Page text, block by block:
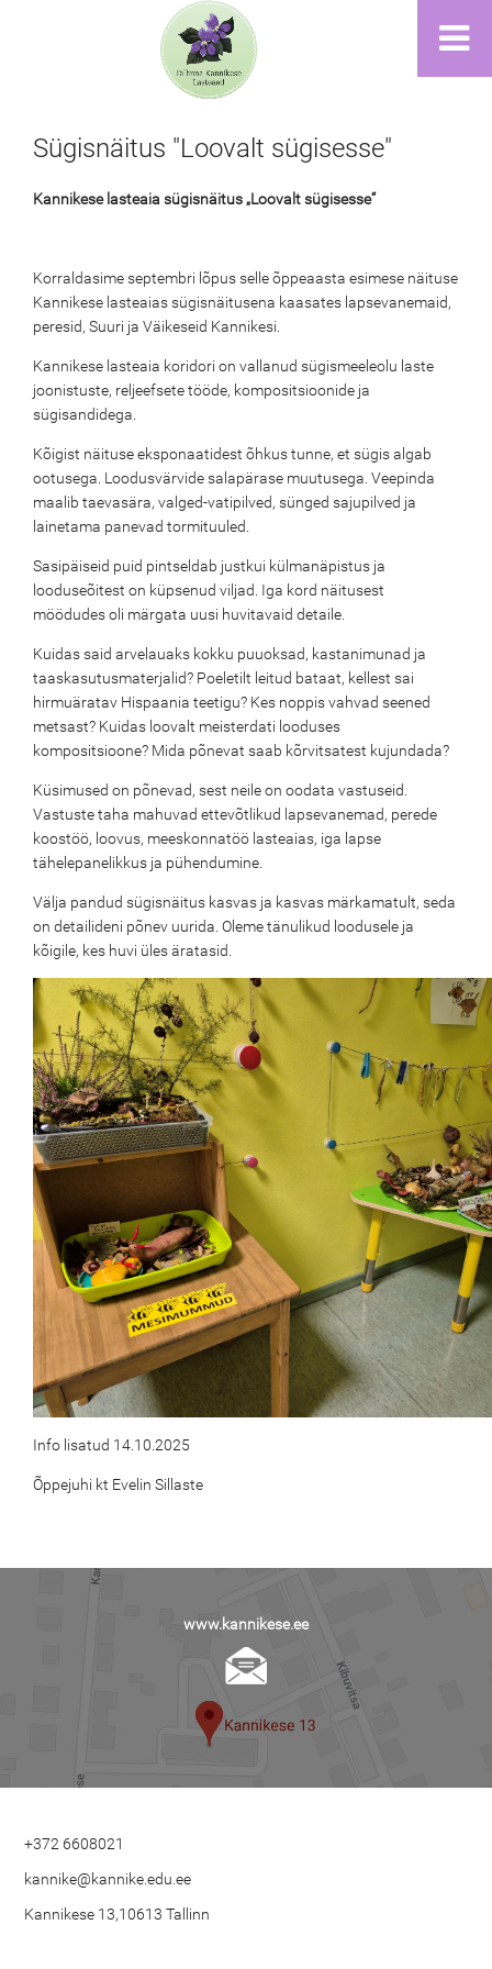
Sügisnäitus "Loovalt sügisesse"
Kannikese lasteaia sügisnäitus „Loovalt sügisesse“
Korraldasime septembri lõpus selle õppeaasta esimese näituse
Kannikese lasteaias sügisnäitusena kaasates lapsevanemaid,
peresid, Suuri ja Väikeseid Kannikesi.
Kannikese lasteaia koridori on vallanud sügismeeleolu laste
joonistuste, reljeefsete tööde, kompositsioonide ja
sügisandidega.
Kõigist näituse eksponaatidest õhkus tunne, et sügis algab
ootusega. Loodusvärvide salapärase muutusega. Veepinda
maalib taevasära, valged-vatipilved, sünged sajupilved ja
lainetama panevad tormituuled.
Sasipäiseid puid pintseldab justkui külmanäpistus ja
looduseõitest on küpsenud viljad. Iga kord näitusest
möödudes oli märgata uusi huvitavaid detaile.
Kuidas said arvelauaks kokku puuoksad, kastanimunad ja
taaskasutusmaterjalid? Poeletilt leitud bataat, kellest sai
hirmuäratav Hispaania teetigu? Kes noppis vahvad seened
metsast? Kuidas loovalt meisterdati looduses
kompositsioone? Mida põnevat saab kõrvitsatest kujundada?
Küsimused on põnevad, sest neile on oodata vastuseid.
Vastuste taha mahuvad ettevõtlikud lapsevanemad, perede
koostöö, loovus, meeskonnatöö lasteaias, iga lapse
tähelepanelikkus ja pühendumine.
Välja pandud sügisnäitus kasvas ja kasvas märkamatult, seda
on detailideni põnev uurida. Oleme tänulikud loodusele ja
kõigile, kes huvi üles äratasid.
Info lisatud 14.10.2025
Õppejuhi kt Evelin Sillaste
www.kannikese.ee
+372 6608021
kannike@kannike.edu.ee
Kannikese 13,10613 Tallinn